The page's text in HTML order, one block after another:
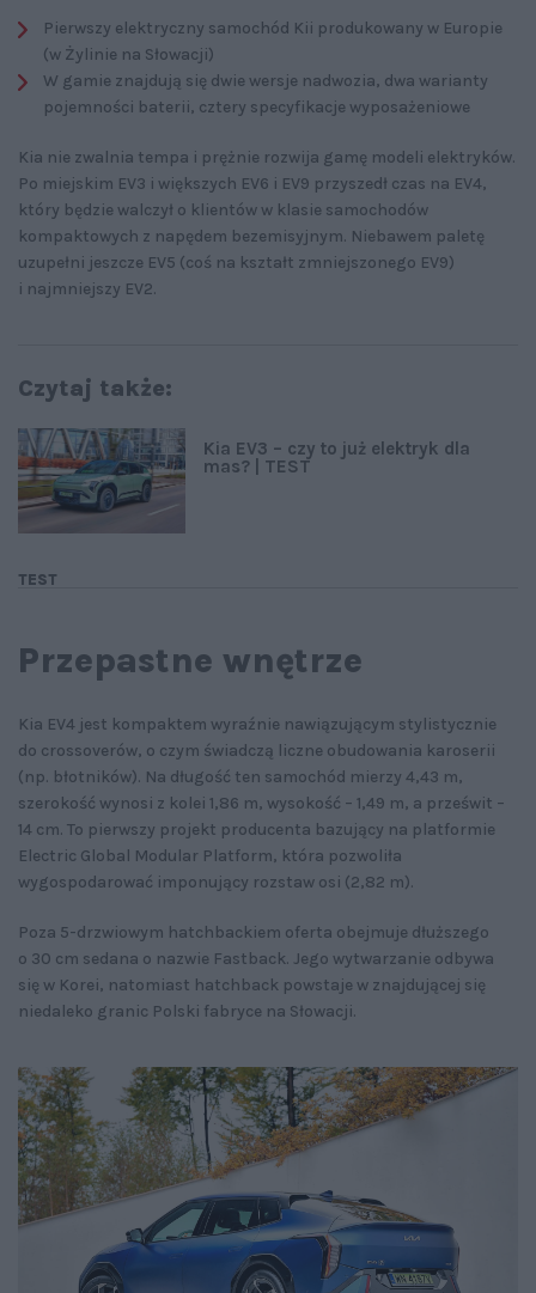
Pierwszy elektryczny samochód Kii produkowany w Europie
(w Żylinie na Słowacji)
W gamie znajdują się dwie wersje nadwozia, dwa warianty
pojemności baterii, cztery specyfikacje wyposażeniowe
Kia nie zwalnia tempa i prężnie rozwija gamę modeli elektryków.
Po miejskim EV3 i większych EV6 i EV9 przyszedł czas na EV4,
który będzie walczył o klientów w klasie samochodów
kompaktowych z napędem bezemisyjnym. Niebawem paletę
uzupełni jeszcze EV5 (coś na kształt zmniejszonego EV9)
i najmniejszy EV2.
Czytaj także:
TEST
Kia EV3 – czy to już elektryk dla
mas? | TEST
Przepastne wnętrze
Kia EV4 jest kompaktem wyraźnie nawiązującym stylistycznie
do crossoverów, o czym świadczą liczne obudowania karoserii
(np. błotników). Na długość ten samochód mierzy 4,43 m,
szerokość wynosi z kolei 1,86 m, wysokość – 1,49 m, a prześwit –
14 cm. To pierwszy projekt producenta bazujący na platformie
Electric Global Modular Platform, która pozwoliła
wygospodarować imponujący rozstaw osi (2,82 m).
Poza 5-drzwiowym hatchbackiem oferta obejmuje dłuższego
o 30 cm sedana o nazwie Fastback. Jego wytwarzanie odbywa
się w Korei, natomiast hatchback powstaje w znajdującej się
niedaleko granic Polski fabryce na Słowacji.